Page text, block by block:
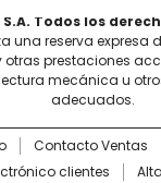
S.A. Todos los
una reserva
otras prestaciones
mecánica u
adecuados.
Contacto Ventas
clientes